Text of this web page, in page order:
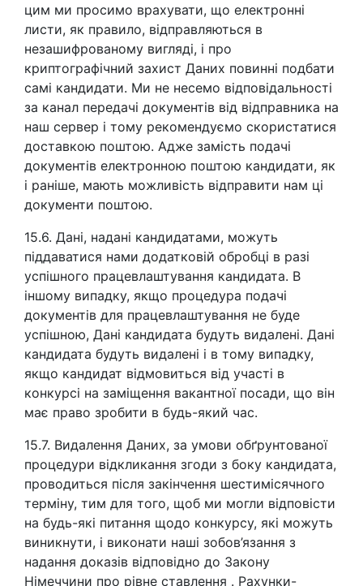
цим ми просимо врахувати, що електронні
листи, як правило, відправляються в
незашифрованому вигляді, і про
криптографічний захист Даних повинні подбати
самі кандидати. Ми не несемо відповідальності
за канал передачі документів від відправника на
наш сервер і тому рекомендуємо скористатися
доставкою поштою. Адже замість подачі
документів електронною поштою кандидати, як
і раніше, мають можливість відправити нам ці
документи поштою.
15.6. Дані, надані кандидатами, можуть
піддаватися нами додатковій обробці в разі
успішного працевлаштування кандидата. В
іншому випадку, якщо процедура подачі
документів для працевлаштування не буде
успішною, Дані кандидата будуть видалені. Дані
кандидата будуть видалені і в тому випадку,
якщо кандидат відмовиться від участі в
конкурсі на заміщення вакантної посади, що він
має право зробити в будь-який час.
15.7. Видалення Даних, за умови обґрунтованої
процедури відкликання згоди з боку кандидата,
проводиться після закінчення шестимісячного
терміну, тим для того, щоб ми могли відповісти
на будь-які питання щодо конкурсу, які можуть
виникнути, і виконати наші зобов’язання з
надання доказів відповідно до Закону
Німеччини про рівне ставлення . Рахунки-